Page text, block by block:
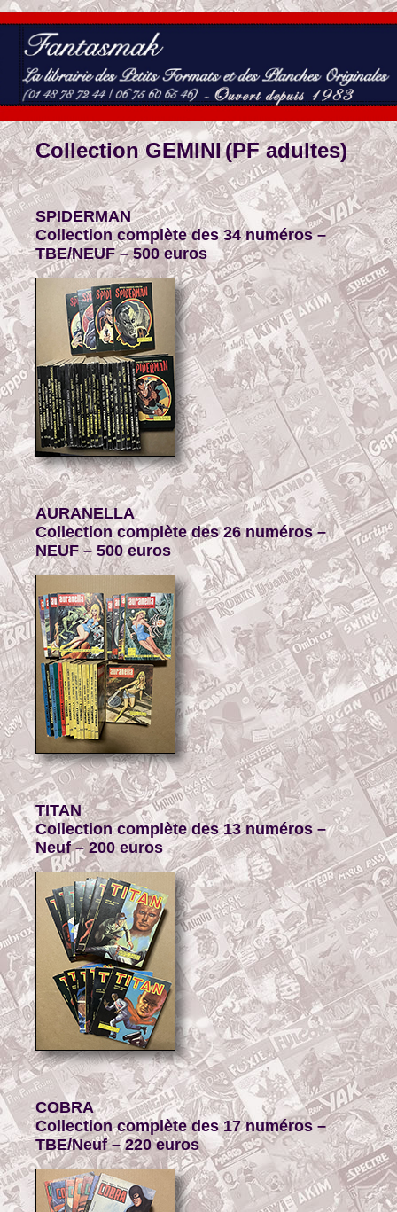
Collection GEMINI(PF adultes)
SPIDERMAN
Collection complète des 34 numéros –
TBE/NEUF – 500 euros
AURANELLA
Collection complète des 26 numéros –
NEUF – 500 euros
TITAN
Collection complète des 13 numéros –
Neuf – 200 euros
COBRA
Collection complète des 17 numéros –
TBE/Neuf – 220 euros